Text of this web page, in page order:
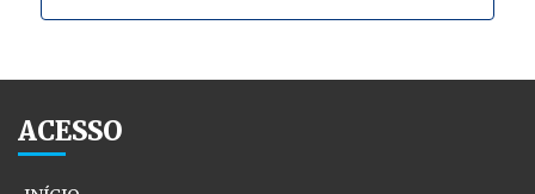
ACESSO